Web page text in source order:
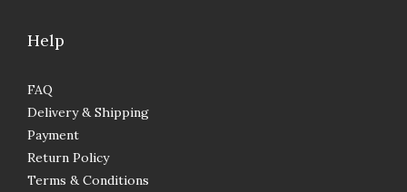
Help
FAQ
Delivery & Shipping
Payment
Return Policy
Terms & Conditions